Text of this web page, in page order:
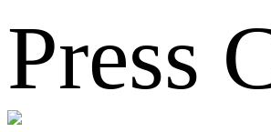
Press